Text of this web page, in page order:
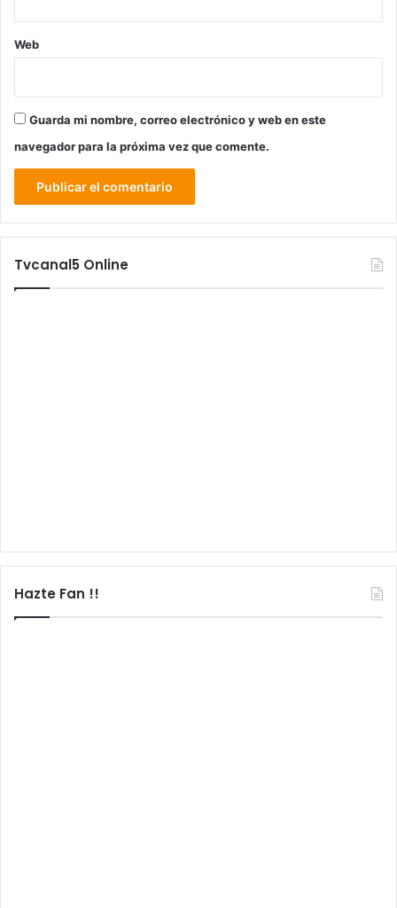
Web
Guarda mi nombre, correo electrónico y web en este
navegador para la próxima vez que comente.
Tvcanal5 Online
Hazte Fan !!